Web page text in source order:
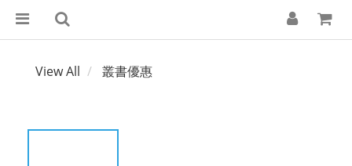
View All 叢書優惠